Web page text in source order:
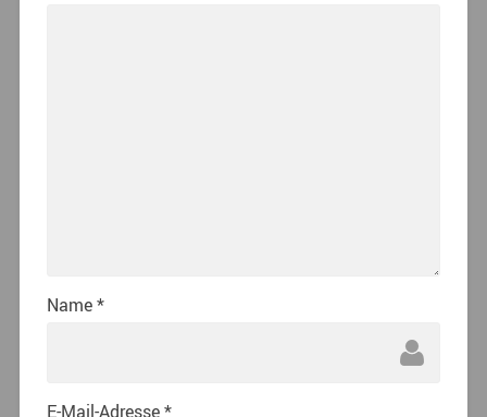
Name*
E-Mail-Adresse*